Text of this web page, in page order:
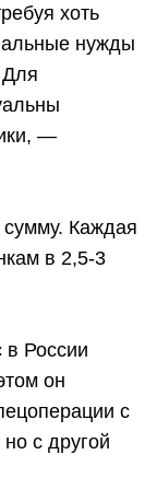
хоть
нужды
—
Каждая
в 2,5-3
в России
он
с
с другой